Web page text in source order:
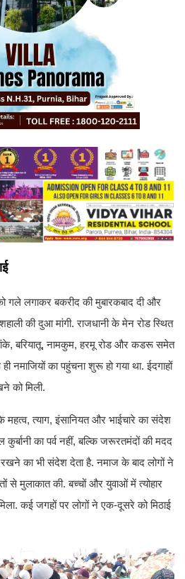
गले लगाकर बकरीद की मुबारकबाद दी और
की दुआ मांगी. राजधानी के मेन रोड स्थित
कांके, बरियातू, नामकुम, हरमू रोड और कडरू समेत
नमाजियों का पहुंचना शुरू हो गया था. ईदगाहों
को मिली.
महत्व, त्याग, इंसानियत और भाईचारे का संदेश
कुर्बानी का पर्व नहीं, बल्कि जरूरतमंदों की मदद
का भी संदेश देता है. नमाज के बाद लोगों ने
से मुलाकात की. बच्चों और युवाओं में त्योहार
कई जगहों पर लोगों ने एक-दूसरे को मिठाई